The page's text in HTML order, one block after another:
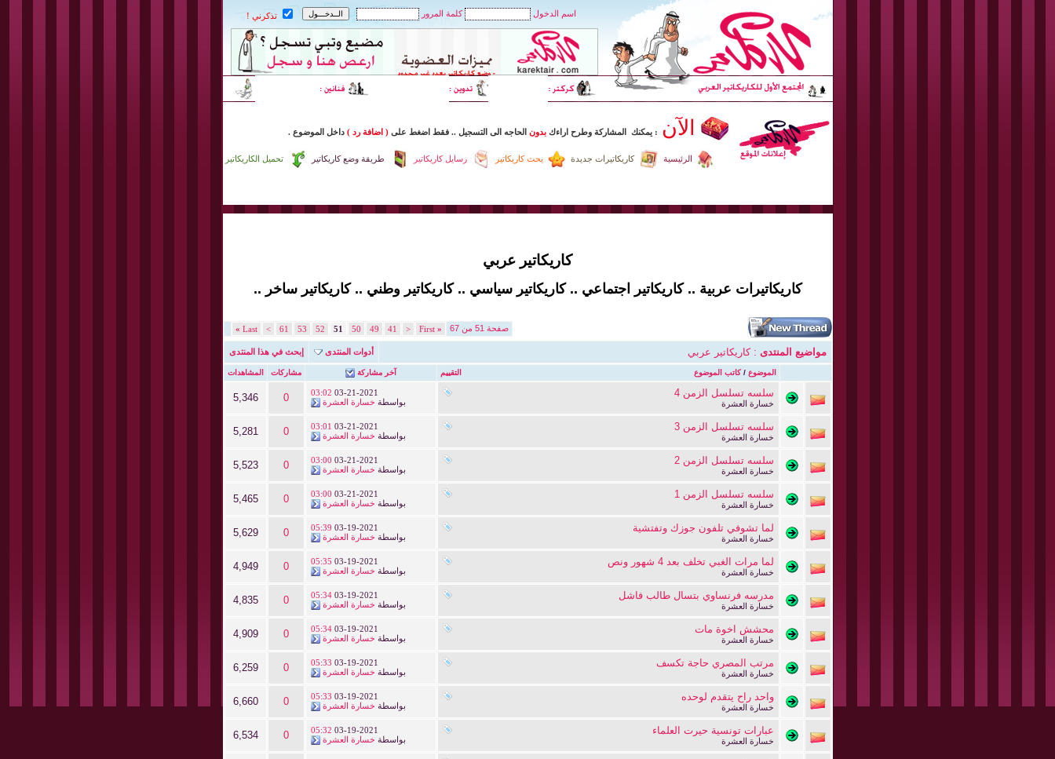
اسم الدخول كلمة المرور تذكرني !
الآن : يمكنك المشاركة وطرح اراءك بدون الحاجه الى التسجيل .. فقط اضغط على ( اضافة رد ) داخل الموضوع .
تحميل الكاريكاتير طريقة وضع كاريكاتير رسايل كاريكاتير بحث كاريكاتير كاريكاتيرات جديدة الرئيسية
كاريكاتير عربي
كاريكاتيرات عربية .. كاريكاتير اجتماعي .. كاريكاتير سياسي .. كاريكاتير وطني .. كاريكاتير ساخر ..
صفحة 51 من 67 «
First
<
41
49
50
51
52
53
61
>
Last
»
مواضيع المنتدى : كاريكاتير عربي أدوات المنتدى إبحث في هذا المنتدى
التقييم الموضوع /كاتب الموضوع آخر مشاركة مشاركات المشاهدات
سلسه تسلسل الزمن 4
خسارة العشرة
03-21-2021
03:02
بواسطة خسارة العشرة 0
5,346
سلسه تسلسل الزمن 3
خسارة العشرة
03-21-2021
03:01
بواسطة خسارة العشرة 0
5,281
سلسه تسلسل الزمن 2
خسارة العشرة
03-21-2021
03:00
بواسطة خسارة العشرة 0
5,523
سلسه تسلسل الزمن 1
خسارة العشرة
03-21-2021
03:00
بواسطة خسارة العشرة 0
5,465
لما تشوفي تلفون جوزك وتفتشية
خسارة العشرة
03-19-2021
05:39
بواسطة خسارة العشرة 0
5,629
لما مرات الغبي تخلف بعد 4 شهور ونص
خسارة العشرة
03-19-2021
05:35
بواسطة خسارة العشرة 0
4,949
مدرسه فرنساوي بتسال طالب فاشل
خسارة العشرة
03-19-2021
05:34
بواسطة خسارة العشرة 0
4,835
محشش اخوة مات
خسارة العشرة
03-19-2021
05:34
بواسطة خسارة العشرة 0
4,909
مرتب المصري حاجة تكسف
خسارة العشرة
03-19-2021
05:33
بواسطة خسارة العشرة 0
6,259
واحد راح يتقدم لوحده
خسارة العشرة
03-19-2021
05:33
بواسطة خسارة العشرة 0
6,660
عبارات تونسية حيرت العلماء
خسارة العشرة
03-19-2021
05:32
بواسطة خسارة العشرة 0
6,534